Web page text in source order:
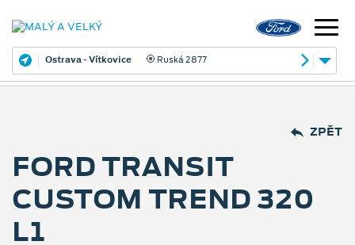
Ostrava - Vítkovice Ruská 2877
ZPĚT
FORD TRANSIT
CUSTOM TREND 320
L1